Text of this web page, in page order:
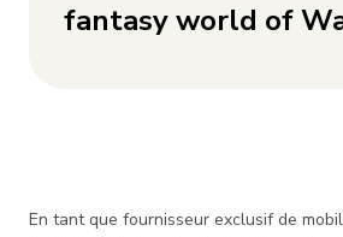
fantasy world of
En tant que fournisseur exclusif de